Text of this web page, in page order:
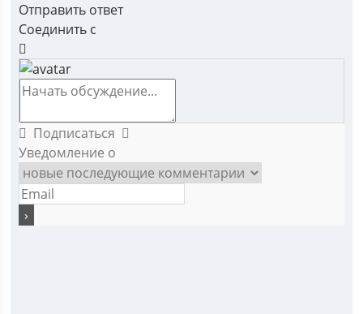
Отправить ответ
Соединить с
Подписаться
Уведомление о